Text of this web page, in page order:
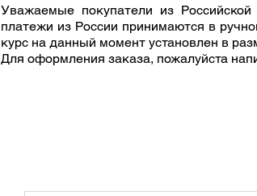
Уважаемые покупатели из
платежи из России принимаются в
курс на данный момент установлен в
Для оформления заказа, пожалуйста